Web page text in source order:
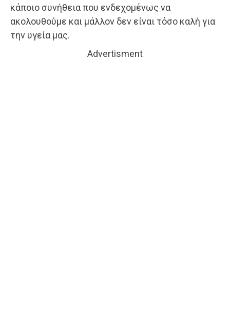
κάποιο συνήθεια που ενδεχομένως να
ακολουθούμε και μάλλον δεν είναι τόσο καλή για
την υγεία μας.
Advertisment